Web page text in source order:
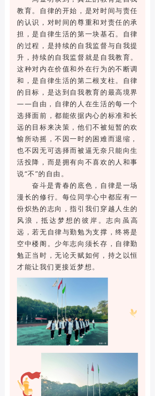
教育。自律的开始，是对时间与责任
的认识，对时间的尊重和对责任的承
担，是自律生活的第一块基石。自律
的过程，是持续的自我监督与自我提
升，持续的自我监督就是自我教育。
这种对内在价值和外在行为的不断调
和，是自律生活的第二根支柱。自律
的目标，是达到自我教育的最高境界
——自由，自律的人在生活的每一个
选择面前，都能依据内心的标准和长
远的目标来决策，他们不被短暂的欢
愉所动摇，不因一时的困难而退缩，
也不因无可选择而被逼无奈只能向生
活投降，而是拥有向不喜欢的人和事
说“不”的自由。
奋斗是青春的底色，自律是一场
漫长的修行。每位同学心中都应有一
份炽热的志向，指引我们穿越人生的
风浪，抵达梦想的彼岸。志向虽高
远，若无自律与勤勉为支撑，终将是
空中楼阁。少年志向须长存，自律勤
勉正当时，无论天赋如何，持之以恒
才能让我们更接近梦想。